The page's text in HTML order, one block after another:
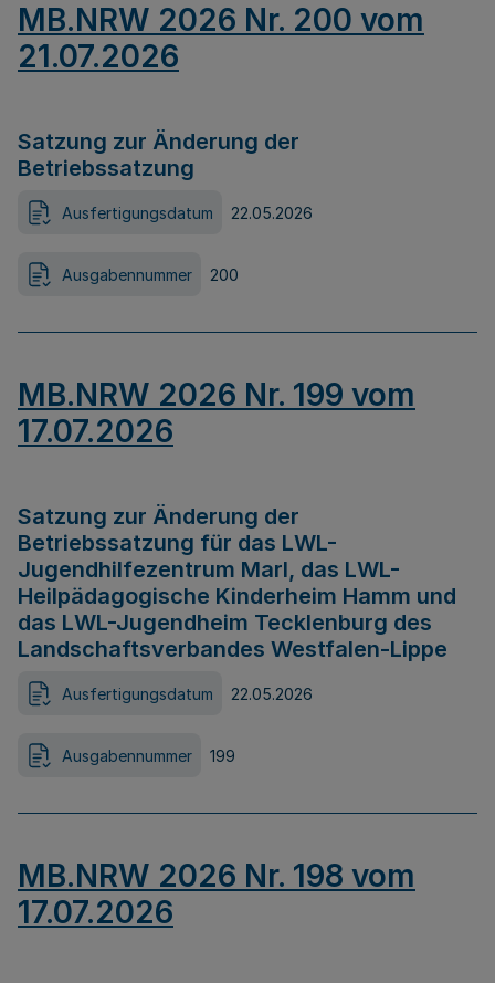
MB.NRW 2026 Nr. 200 vom
21.07.2026
Satzung zur Änderung der
Betriebssatzung
Ausfertigungsdatum 22.05.2026
Ausgabennummer 200
MB.NRW 2026 Nr. 199 vom
17.07.2026
Satzung zur Änderung der
Betriebssatzung für das LWL-
Jugendhilfezentrum Marl, das LWL-
Heilpädagogische Kinderheim Hamm und
das LWL-Jugendheim Tecklenburg des
Landschaftsverbandes Westfalen-Lippe
Ausfertigungsdatum 22.05.2026
Ausgabennummer 199
MB.NRW 2026 Nr. 198 vom
17.07.2026